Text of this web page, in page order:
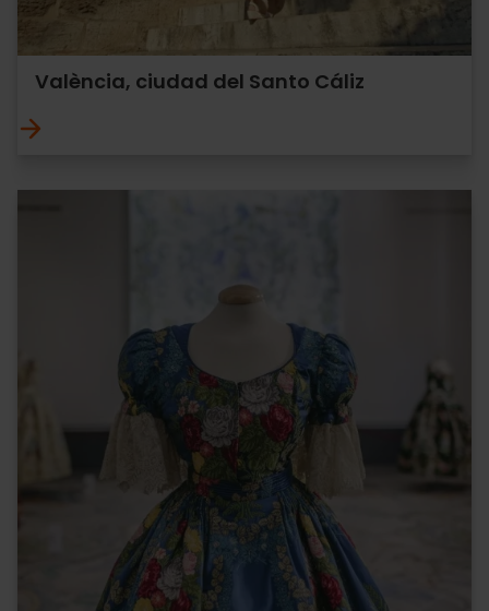
València, ciudad del Santo Cáliz